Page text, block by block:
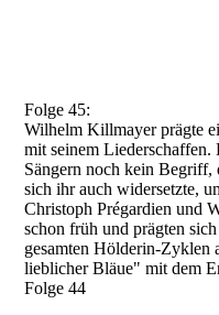
Folge 45:
Wilhelm Killmayer prägte
mit seinem
Sängern noch kein Begriff,
sich ihr auch widersetzte,
Christoph Prégardien und
schon früh und prägten
gesamten Hölderin-Zyklen
lieblicher Bläue" mit dem
Folge 44